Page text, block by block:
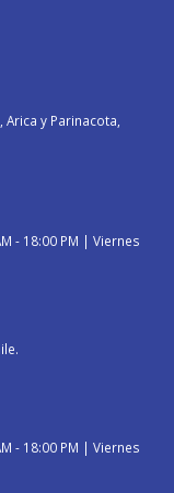
Arica y Parinacota,
- 18:00 PM | Viernes
- 18:00 PM | Viernes